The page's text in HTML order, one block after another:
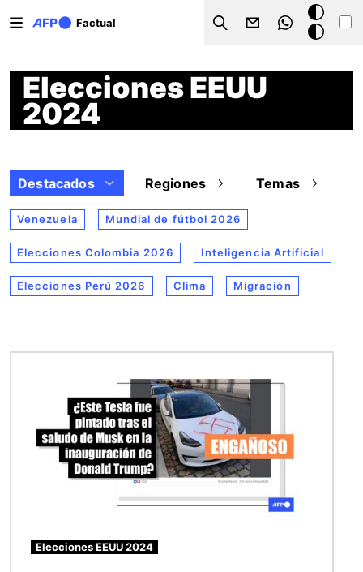
Factual
Search
Modo
oscuro
Elecciones EEUU
2024
Destacados Regiones Temas
Venezuela Mundial de fútbol 2026
Elecciones Colombia 2026 Inteligencia Artificial
Elecciones Perú 2026 Clima Migración
Elecciones EEUU 2024